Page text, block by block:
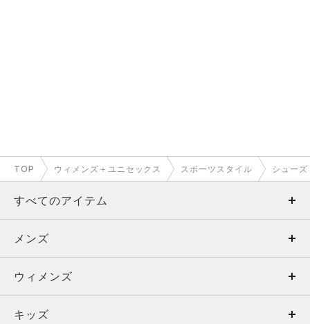
TOP ウィメンズ＋ユニセックス スポーツスタイル シューズ
すべてのアイテム
メンズ
ウィメンズ
キッズ
メンズ
トップス
ボトムス
ウィメンズ
トップス
キッズ